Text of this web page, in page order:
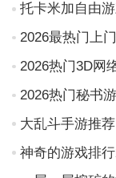
2026热门3D网
大乱斗手游推
神奇的游戏排